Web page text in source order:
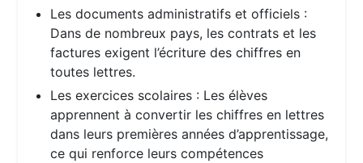
Les documents administratifs et officiels :
Dans de nombreux pays, les contrats et les
factures exigent l’écriture des chiffres en
toutes lettres.
Les exercices scolaires : Les élèves
apprennent à convertir les chiffres en lettres
dans leurs premières années d’apprentissage,
ce qui renforce leurs compétences